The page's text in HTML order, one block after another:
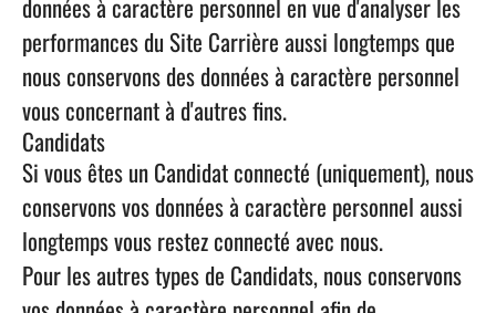
données à caractère personnel en vue d'analyser les
performances du Site Carrière aussi longtemps que
nous conservons des données à caractère personnel
vous concernant à d'autres fins.
Candidats
Si vous êtes un Candidat connecté (uniquement), nous
conservons vos données à caractère personnel aussi
longtemps vous restez connecté avec nous.
Pour les autres types de Candidats, nous conservons